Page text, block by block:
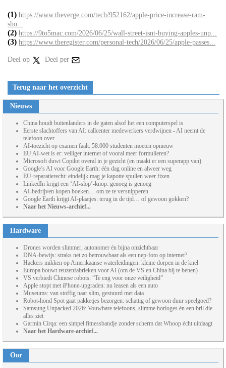
(1) https://www.theverge.com/tech/952162/apple-price-increase-ram-
sho...
(2) https://9to5mac.com/2026/06/25/wall-street-isnt-buying-apples-unp...
(3) https://www.theregister.com/personal-tech/2026/06/25/apple-passes...
Deel op Deel per
Terug naar het overzicht
Nieuws
China houdt buitenlanders in de gaten alsof het een computerspel is
Eerste slachtoffers van AI: callcenter medewerkers verdwijnen - AI neemt de
telefoon over
AI-toezicht op examen faalt: 58.000 studenten moeten opnieuw
EU AI-wet is er: veiliger internet of vooral meer formulieren?
Microsoft duwt Copilot overal in je gezicht (en maakt er een superapp van)
Google’s AI voor Google Earth: één dag online en alweer weg
EU-reparatierecht: eindelijk mag je kapotte spullen weer fixen
LinkedIn krijgt een ‘AI-slop’-knop: genoeg is genoeg
AI-bedrijven kopen boeken… om ze te versnipperen
Google Earth krijgt AI-plaatjes: terug in de tijd… of gewoon gokken?
Naar het Nieuws-archief...
Hardware
Drones worden slimmer, autonomer én bijna onzichtbaar
DNA-bewijs: straks net zo betrouwbaar als een nep-foto op internet?
Hackers mikken op Amerikaanse waterleidingen: kleine dorpen in de knel
Europa bouwt reuzenfabrieken voor AI (om de VS en China bij te benen)
VS verbiedt Chinese robots: “Te eng voor onze veiligheid”
Apple stopt met iPhone-upgraden: nu leasen als een auto
Museums: van stoffig naar slim, gestuurd met data
Robot-hond Spot gaat pakketjes bezorgen: schattig of gewoon duur speelgoed?
Samsung Unpacked 2026: Vouwbare telefoons, slimme horloges én een bril die
alles ziet
Garmin Cirqa: een simpel fitnessbandje zonder scherm dat Whoop écht uitdaagt
Naar het Hardware-archief...
Oor